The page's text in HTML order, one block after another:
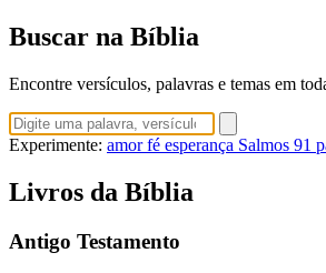
Buscar na Bíblia
Encontre versículos, palavras e temas em
Experimente: amorfé esperança Salmos 91
Livros da Bíblia
Antigo Testamento